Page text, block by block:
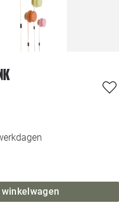
winkelwagen